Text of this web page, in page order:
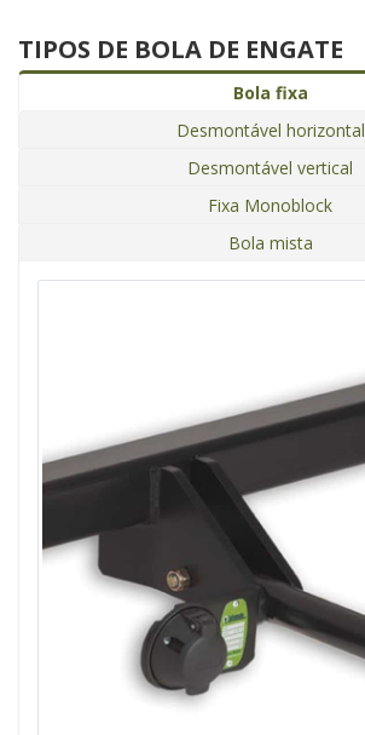
TIPOS DE BOLA DE ENGATE
Bola fixa
Desmontável horizontal
Desmontável vertical
Fixa Monoblock
Bola mista